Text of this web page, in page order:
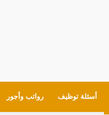
أسئلة توظيف رواتب وأجور